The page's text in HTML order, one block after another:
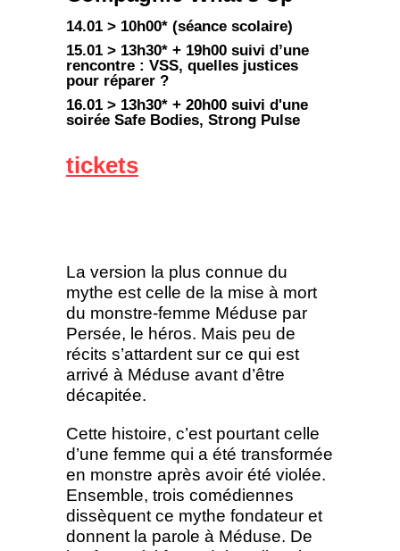
14.01 > 10h00* (séance scolaire)
15.01 > 13h30* + 19h00 suivi d’une
rencontre : VSS, quelles justices
pour réparer ?
16.01 > 13h30* + 20h00 suivi d'une
soirée Safe Bodies, Strong Pulse
tickets
La version la plus connue du
mythe est celle de la mise à mort
du monstre-femme Méduse par
Persée, le héros. Mais peu de
récits s’attardent sur ce qui est
arrivé à Méduse avant d’être
décapitée.
Cette histoire, c’est pourtant celle
d’une femme qui a été transformée
en monstre après avoir été violée.
Ensemble, trois comédiennes
dissèquent ce mythe fondateur et
donnent la parole à Méduse. De